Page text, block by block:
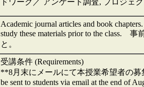
ドワーク／ アンケート調査, プロジェ
Academic journal articles and book
study these materials prior to the class.
と。
受講条件 (Requirements)
**8月末にメールにて本授業希望者の募
be sent to students via email at the end of